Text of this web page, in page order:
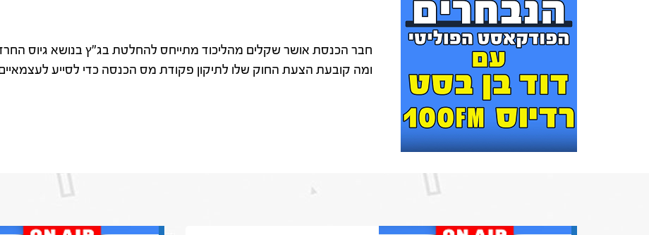
חבר הכנסת אושר שקלים מהליכוד מתייחס להחלטת בג"ץ בנושא גיוס
ומה קובעת הצעת החוק שלו לתיקון פקודת מס הכנסה כדי לסייע